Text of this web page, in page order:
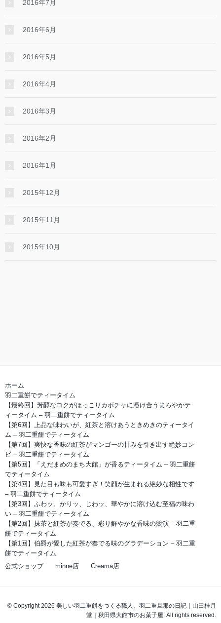
2016年7月
2016年6月
2016年5月
2016年4月
2016年3月
2016年2月
2016年1月
2015年12月
2015年11月
2015年10月
ホーム
羽二重餅でティータイム
【最終回】芳醇なコクがほっこりカボチャに溶け合うまろやかテ
ィータイム – 羽二重餅でティータイム
【第6回】上品な味わいが、紅茶と溶けあうときめきのティータイ
ム – 羽二重餅でティータイム
【第7回】爽快な香味の紅茶がマンゴーの甘みを引き出す絶妙コン
ビ – 羽二重餅でティータイム
【第5回】「えだまめのまち大館」が香るティータイム – 羽二重餅
でティータイム
【第4回】見た目も味も可愛すぎ！笑顔が生まれる絶妙な相性です
– 羽二重餅でティータイム
【第3回】ふわッ、かりッ、じわッ、華やかに溶け込む至福の味わ
い – 羽二重餅でティータイム
【第2回】抹茶と紅茶が奏でる、彩り鮮やかな香味の競演 – 羽二重
餅でティータイム
【第1回】伯爵が愛した紅茶が奏でる味のグラデーション – 羽二重
餅でティータイム
公式ショップ
minne店 Creama店
© Copyright 2026 美しい羽二重餅をつくる職人、羽二重旦那の日記｜山田桂月
堂｜秋田県大館市のお菓子屋. All rights reserved.